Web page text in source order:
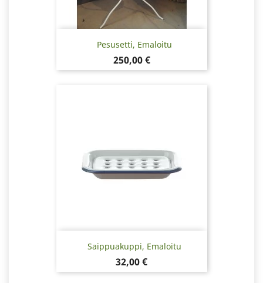
Pesusetti, Emaloitu
Hinta
250,00 €
Saippuakuppi, Emaloitu
Hinta
32,00 €